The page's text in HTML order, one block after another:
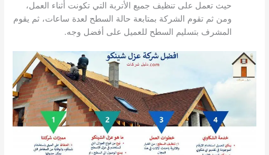
حيث تعمل على تنظيف جميع الأتربة التي تكونت أثناء العمل،
ومن ثم تقوم الشركة بمتابعة حالة السطح لعدة ساعات، ثم يقوم
المشرف بتسليم السطح للعميل على أفضل وجه.